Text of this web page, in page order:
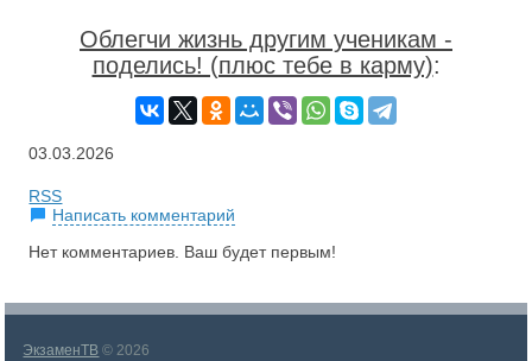
Облегчи жизнь другим ученикам -
поделись! (плюс тебе в карму):
03.03.2026
RSS
Написать комментарий
Нет комментариев. Ваш будет первым!
ЭкзаменТВ © 2026